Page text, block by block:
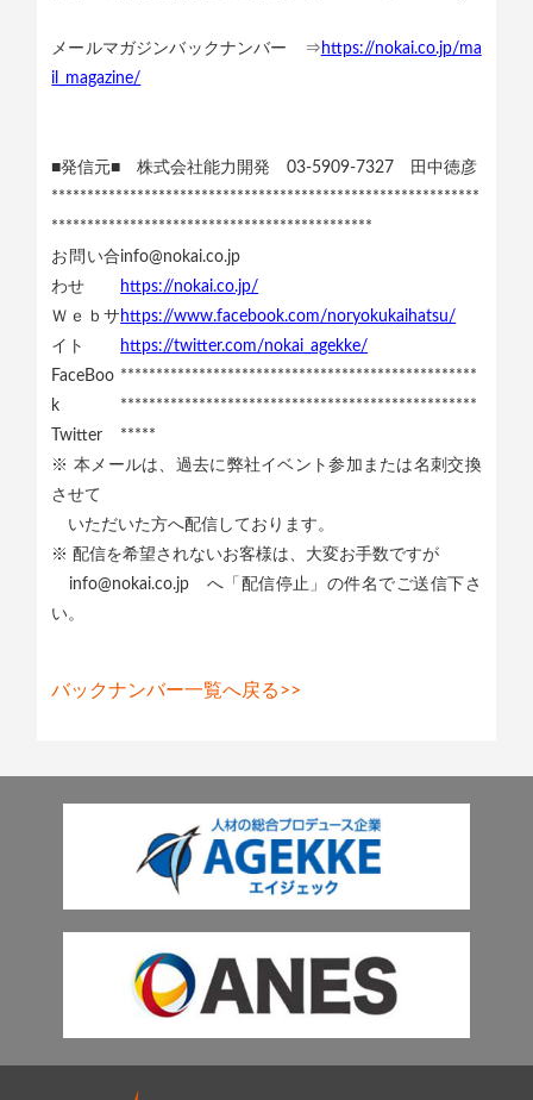
メールマガジンバックナンバー ⇒ https://nokai.co.jp/ma
il_magazine/
■発信元■ 株式会社能力開発 03-5909-7327 田中徳彦
************************************************************
*********************************************
お問い合
わせ
Ｗｅｂサ
イト
FaceBoo
k
Twitter
info@nokai.co.jp
https://nokai.co.jp/
https://www.facebook.com/noryokukaihatsu/
https://twitter.com/nokai_agekke/
**************************************************
**************************************************
*****
※ 本メールは、過去に弊社イベント参加または名刺交換
させて
いただいた方へ配信しております。
※ 配信を希望されないお客様は、大変お手数ですが
info@nokai.co.jp へ「配信停止」の件名でご送信下さ
い。
バックナンバー一覧へ戻る>>